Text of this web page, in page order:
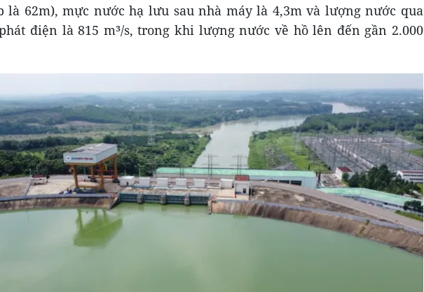
là 62m), mực nước hạ lưu sau nhà máy là 4,3m và lượng nước qua
điện là 815 m³/s, trong khi lượng nước về hồ lên đến gần 2.000